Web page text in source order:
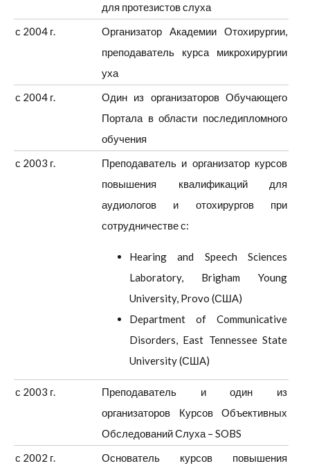
для протезистов слуха
с 2004 г.
Организатор Академии Отохирургии,
преподаватель курса микрохирургии
уха
с 2004 г.
Один из организаторов Обучающего
Портала в области последипломного
обучения
с 2003 г.
Преподаватель и организатор курсов
повышения квалификаций для
аудиологов и отохирургов при
сотрудничестве с:
Hearing and Speech Sciences
Laboratory, Brigham Young
University, Provo (США)
Department of Communicative
Disorders, East Tennessee State
University (США)
с 2003 г.
Преподаватель и один из
организаторов Курсов Объективных
Обследований Слуха – SOBS
с 2002 г.
Основатель курсов повышения